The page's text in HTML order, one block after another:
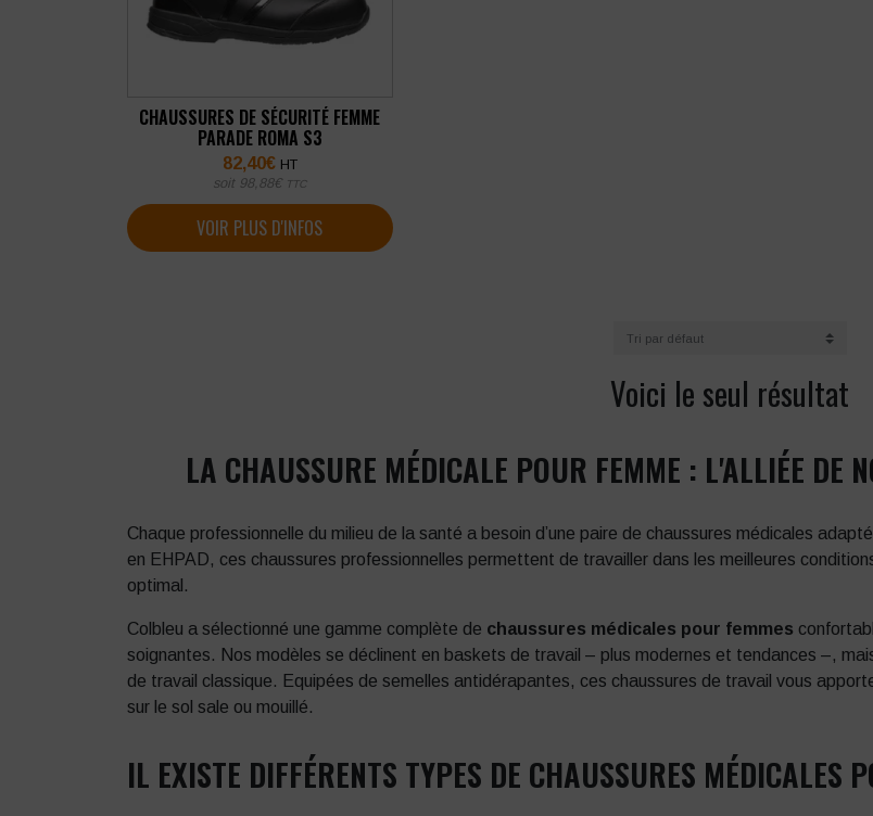
CHAUSSURES DE SÉCURITÉ FEMME
PARADE ROMA S3
82,40€ HT
soit 98,88€ TTC
VOIR PLUS D'INFOS
Voici le seul résultat
LA CHAUSSURE MÉDICALE POUR FEMME : L'ALLIÉE DE
Chaque professionnelle du milieu de la santé a besoin d’une paire de chaussures médicales
en EHPAD, ces chaussures professionnelles permettent de travailler dans les meilleures
optimal.
Colbleu a sélectionné une gamme complète de chaussures médicales pour femmes
soignantes. Nos modèles se déclinent en baskets de travail – plus modernes et tendances –,
de travail classique. Equipées de semelles antidérapantes, ces chaussures de travail vous
sur le sol sale ou mouillé.
IL EXISTE DIFFÉRENTS TYPES DE CHAUSSURES MÉDICALES